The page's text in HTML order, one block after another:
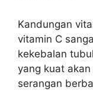
Kandungan
vitamin C
kekebalan
yang kuat
serangan